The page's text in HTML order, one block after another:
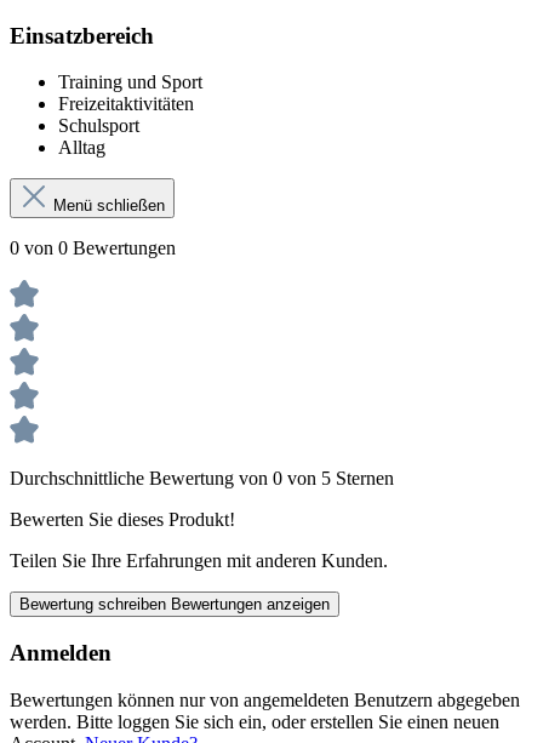
Einsatzbereich
Training und Sport
Freizeitaktivitäten
Schulsport
Alltag
Menü schließen
0 von 0 Bewertungen
Durchschnittliche Bewertung von 0 von 5 Sternen
Bewerten Sie dieses Produkt!
Teilen Sie Ihre Erfahrungen mit anderen Kunden.
Bewertung schreiben Bewertungen anzeigen
Anmelden
Bewertungen können nur von angemeldeten Benutzern abgegeben
werden. Bitte loggen Sie sich ein, oder erstellen Sie einen neuen